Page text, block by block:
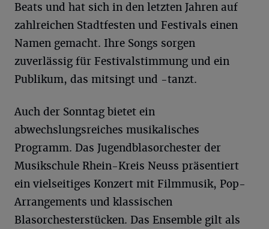
Beats und hat sich in den letzten Jahren auf
zahlreichen Stadtfesten und Festivals einen
Namen gemacht. Ihre Songs sorgen
zuverlässig für Festivalstimmung und ein
Publikum, das mitsingt und -tanzt.
Auch der Sonntag bietet ein
abwechslungsreiches musikalisches
Programm. Das Jugendblasorchester der
Musikschule Rhein-Kreis Neuss präsentiert
ein vielseitiges Konzert mit Filmmusik, Pop-
Arrangements und klassischen
Blasorchesterstücken. Das Ensemble gilt als